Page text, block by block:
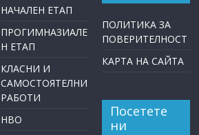
НАЧАЛЕН ЕТАП
ПРОГИМНАЗИАЛЕ
Н ЕТАП
КЛАСНИ И
САМОСТОЯТЕЛНИ
РАБОТИ
НВО
ПОЛИТИКА ЗА
ПОВЕРИТЕЛНОСТ
КАРТА НА САЙТА
Посетете
ни